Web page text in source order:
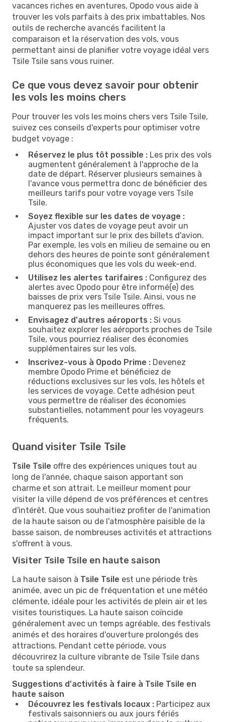
vacances riches en aventures, Opodo vous aide à
trouver les vols parfaits à des prix imbattables. Nos
outils de recherche avancés facilitent la
comparaison et la réservation des vols, vous
permettant ainsi de planifier votre voyage idéal vers
Tsile Tsile sans vous ruiner.
Ce que vous devez savoir pour obtenir
les vols les moins chers
Pour trouver les vols les moins chers vers Tsile Tsile,
suivez ces conseils d'experts pour optimiser votre
budget voyage :
Réservez le plus tôt possible : Les prix des vols
augmentent généralement à l'approche de la
date de départ. Réserver plusieurs semaines à
l'avance vous permettra donc de bénéficier des
meilleurs tarifs pour votre voyage vers Tsile
Tsile.
Soyez flexible sur les dates de voyage :
Ajuster vos dates de voyage peut avoir un
impact important sur le prix des billets d'avion.
Par exemple, les vols en milieu de semaine ou en
dehors des heures de pointe sont généralement
plus économiques que les vols du week-end.
Utilisez les alertes tarifaires : Configurez des
alertes avec Opodo pour être informé(e) des
baisses de prix vers Tsile Tsile. Ainsi, vous ne
manquerez pas les meilleures offres.
Envisagez d'autres aéroports : Si vous
souhaitez explorer les aéroports proches de Tsile
Tsile, vous pourriez réaliser des économies
supplémentaires sur les vols.
Inscrivez-vous à Opodo Prime : Devenez
membre Opodo Prime et bénéficiez de
réductions exclusives sur les vols, les hôtels et
les services de voyage. Cette adhésion peut
vous permettre de réaliser des économies
substantielles, notamment pour les voyageurs
fréquents.
Quand visiter Tsile Tsile
Tsile Tsile offre des expériences uniques tout au
long de l'année, chaque saison apportant son
charme et son attrait. Le meilleur moment pour
visiter la ville dépend de vos préférences et centres
d'intérêt. Que vous souhaitiez profiter de l'animation
de la haute saison ou de l'atmosphère paisible de la
basse saison, de nombreuses activités et attractions
s'offrent à vous.
Visiter Tsile Tsile en haute saison
La haute saison à Tsile Tsile est une période très
animée, avec un pic de fréquentation et une météo
clémente, idéale pour les activités de plein air et les
visites touristiques. La haute saison coïncide
généralement avec un temps agréable, des festivals
animés et des horaires d'ouverture prolongés des
attractions. Pendant cette période, vous
découvrirez la culture vibrante de Tsile Tsile dans
toute sa splendeur.
Suggestions d'activités à faire à Tsile Tsile en
haute saison
Découvrez les festivals locaux : Participez aux
festivals saisonniers ou aux jours fériés